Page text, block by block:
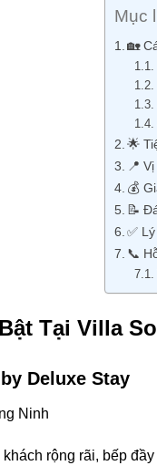
Mục
🏡
🌟
📍
💰
📝
✅
📞
Tại Villa
Deluxe Stay
Ninh
rộng rãi, bếp